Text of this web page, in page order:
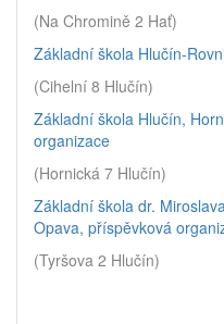
(Na Chromině 2 Hať)
Základní škola Hlučín-
(Cihelní 8 Hlučín)
Základní škola Hlučín,
organizace
(Hornická 7 Hlučín)
Základní škola dr.
Opava, příspěvková
(Tyršova 2 Hlučín)